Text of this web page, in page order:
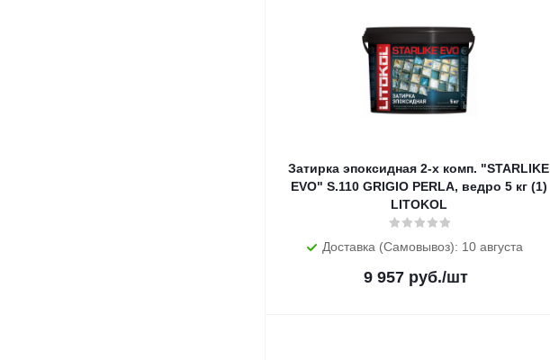
Затирка эпоксидная 2-х комп. "STARLIKE
EVO" S.110 GRIGIO PERLA, ведро 5 кг (1)
LITOKOL
Доставка (Самовывоз): 10 августа
9 957руб./шт